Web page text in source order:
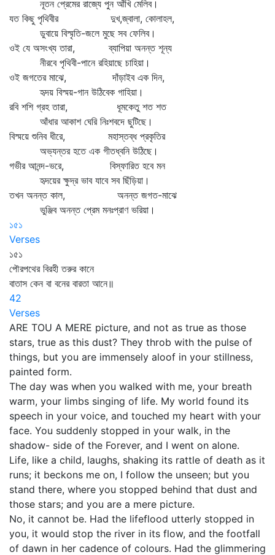
নূতন প্রেমের রাজ্যে পুন আঁখি মেলিব।
যত কিছু পৃথিবীর দুখ,জ্বালা, কোলাহল,
ডুবায়ে বিস্মৃতি-জলে মুছে সব ফেলিব।
ওই যে অসংখ্য তারা, ব্যাপিয়া অনন্ত শূন্য
নীরবে পৃথিবী-পানে রহিয়াছে চাহিয়া।
ওই জগতের মাঝে, দাঁড়াইব এক দিন,
হৃদয় বিস্ময়-গান উঠিবেক গাহিয়া।
রবি শশি গ্রহ তারা, ধূমকেতু শত শত
আঁধার আকাশ ঘেরি নিঃশবদে ছুটিছে।
বিস্ময়ে শুনিব ধীরে, মহাস্তব্ধ প্রকৃতির
অভ্যন্তর হতে এক গীতধ্বনি উঠিছে।
গভীর আনন্দ-ভরে, বিস্ফারিত হবে মন
হৃদয়ের ক্ষুদ্র ভাব যাবে সব ছিঁড়িয়া।
তখন অনন্ত কাল, অনন্ত জগত-মাঝে
ভুঞ্জিব অনন্ত প্রেম মনঃপ্রাণ ভরিয়া।
১৫১
Verses
১৫১
পৌরপথের বিরহী তরুর কানে
বাতাস কেন বা বনের বারতা আনে॥
42
Verses
ARE TOU A MERE picture, and not as true as those
stars, true as this dust? They throb with the pulse of
things, but you are immensely aloof in your stillness,
painted form.
The day was when you walked with me, your breath
warm, your limbs singing of life. My world found its
speech in your voice, and touched my heart with your
face. You suddenly stopped in your walk, in the
shadow- side of the Forever, and I went on alone.
Life, like a child, laughs, shaking its rattle of death as it
runs; it beckons me on, I follow the unseen; but you
stand there, where you stopped behind that dust and
those stars; and you are a mere picture.
No, it cannot be. Had the lifeflood utterly stopped in
you, it would stop the river in its flow, and the footfall
of dawn in her cadence of colours. Had the glimmering